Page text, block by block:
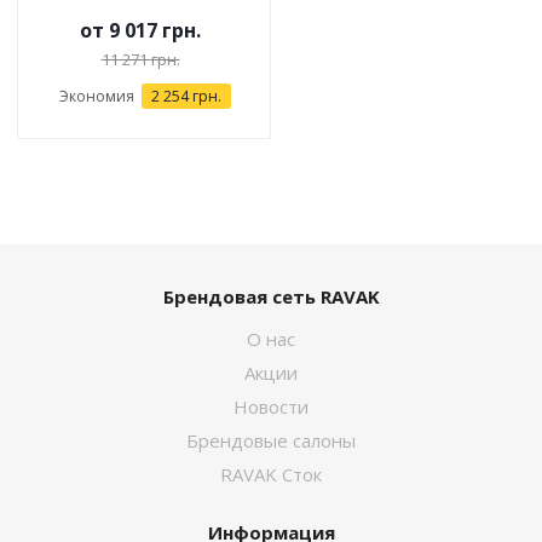
от 9 017 грн.
11 271 грн.
Экономия 2 254 грн.
Брендовая сеть RAVAK
О нас
Акции
Новости
Брендовые салоны
RAVAK Сток
Информация